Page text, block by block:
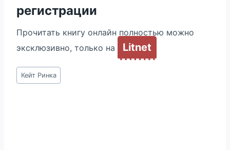
регистрации
Прочитать книгу онлайн полностью можно
эксклюзивно, только на
Litnet
Метки
записи:
Кейт Ринка